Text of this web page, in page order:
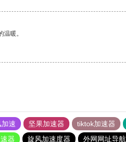
暖。
速 坚果加速器 tiktok加速器
器 旋风加速度器 外网网址导航